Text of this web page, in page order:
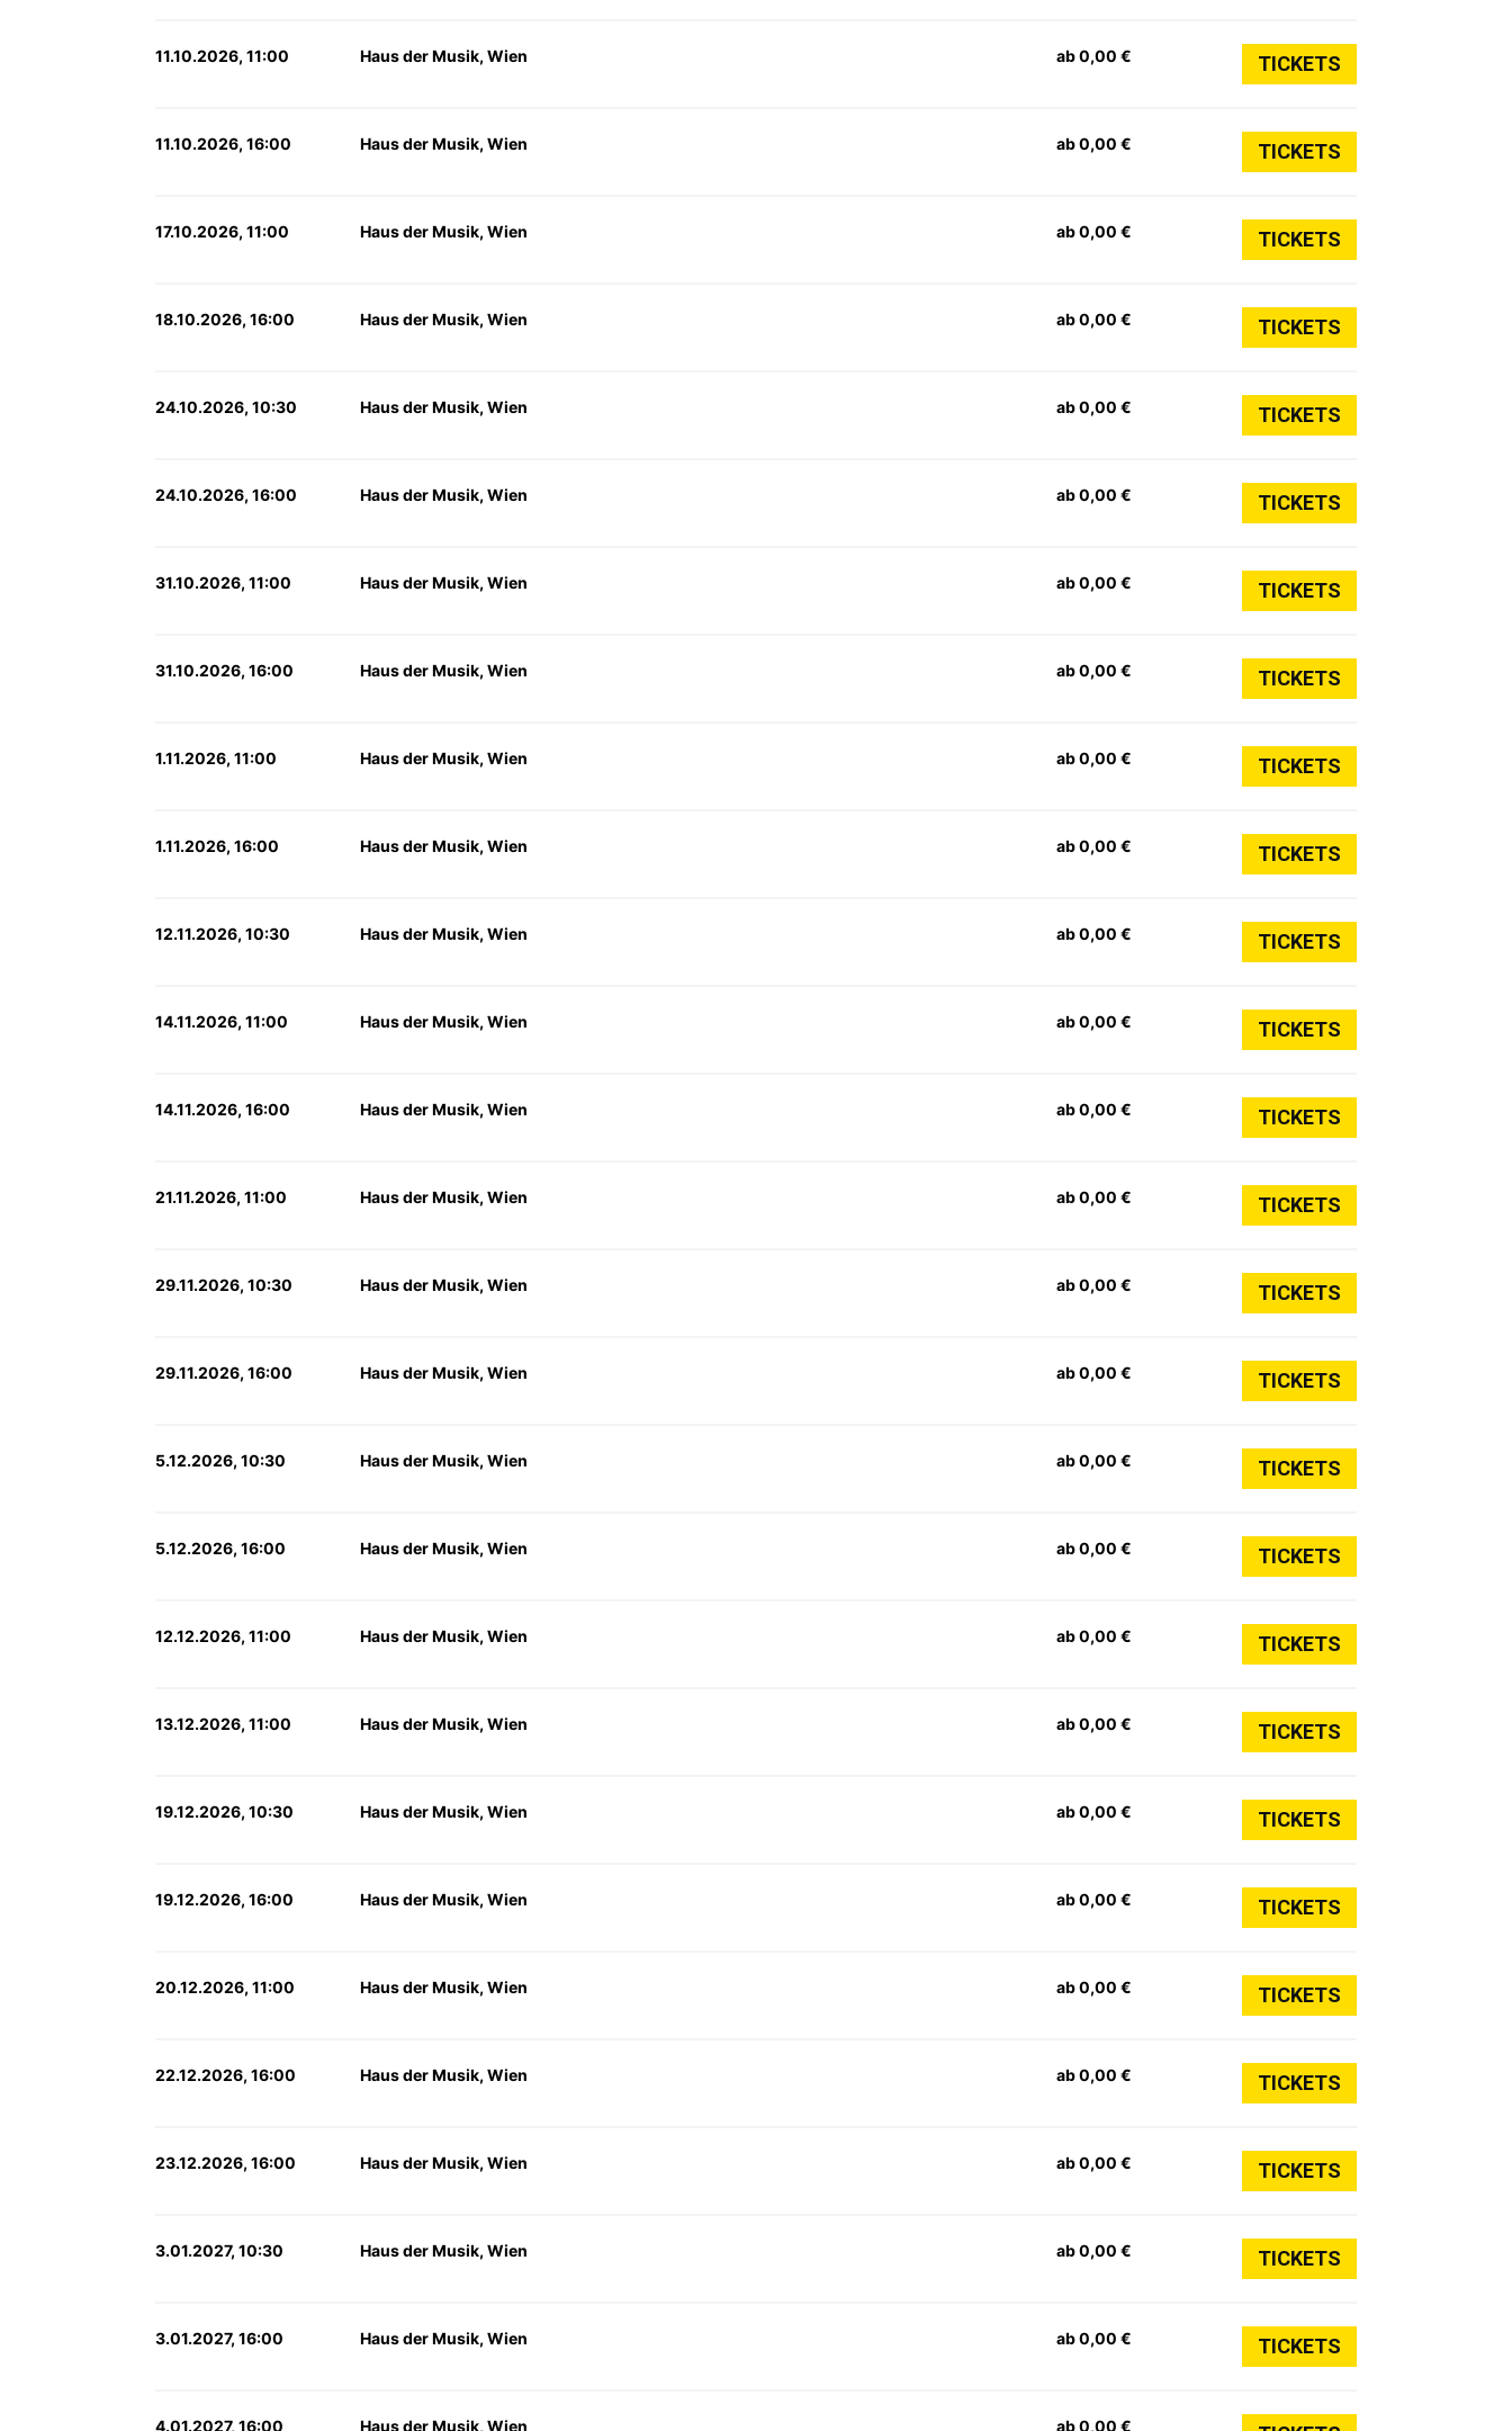
11.10.2026, 11:00 Haus der Musik, Wien ab 0,00 € TICKETS
11.10.2026, 16:00 Haus der Musik, Wien ab 0,00 € TICKETS
17.10.2026, 11:00 Haus der Musik, Wien ab 0,00 € TICKETS
18.10.2026, 16:00 Haus der Musik, Wien ab 0,00 € TICKETS
24.10.2026, 10:30 Haus der Musik, Wien ab 0,00 € TICKETS
24.10.2026, 16:00 Haus der Musik, Wien ab 0,00 € TICKETS
31.10.2026, 11:00 Haus der Musik, Wien ab 0,00 € TICKETS
31.10.2026, 16:00 Haus der Musik, Wien ab 0,00 € TICKETS
1.11.2026, 11:00 Haus der Musik, Wien ab 0,00 € TICKETS
1.11.2026, 16:00 Haus der Musik, Wien ab 0,00 € TICKETS
12.11.2026, 10:30 Haus der Musik, Wien ab 0,00 € TICKETS
14.11.2026, 11:00 Haus der Musik, Wien ab 0,00 € TICKETS
14.11.2026, 16:00 Haus der Musik, Wien ab 0,00 € TICKETS
21.11.2026, 11:00 Haus der Musik, Wien ab 0,00 € TICKETS
29.11.2026, 10:30 Haus der Musik, Wien ab 0,00 € TICKETS
29.11.2026, 16:00 Haus der Musik, Wien ab 0,00 € TICKETS
5.12.2026, 10:30 Haus der Musik, Wien ab 0,00 € TICKETS
5.12.2026, 16:00 Haus der Musik, Wien ab 0,00 € TICKETS
12.12.2026, 11:00 Haus der Musik, Wien ab 0,00 € TICKETS
13.12.2026, 11:00 Haus der Musik, Wien ab 0,00 € TICKETS
19.12.2026, 10:30 Haus der Musik, Wien ab 0,00 € TICKETS
19.12.2026, 16:00 Haus der Musik, Wien ab 0,00 € TICKETS
20.12.2026, 11:00 Haus der Musik, Wien ab 0,00 € TICKETS
22.12.2026, 16:00 Haus der Musik, Wien ab 0,00 € TICKETS
23.12.2026, 16:00 Haus der Musik, Wien ab 0,00 € TICKETS
3.01.2027, 10:30 Haus der Musik, Wien ab 0,00 € TICKETS
3.01.2027, 16:00 Haus der Musik, Wien ab 0,00 € TICKETS
4.01.2027, 16:00 Haus der Musik, Wien ab 0,00 €